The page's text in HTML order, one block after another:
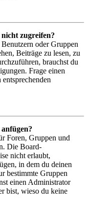
zugreifen?
oder Gruppen
Beiträge zu lesen, zu
brauchst du
Frage einen
Foren, Gruppen und
Die Board-
nicht erlaubt,
in dem du deinen
bestimmte Gruppen
einen Administrator
bist, wieso du keine